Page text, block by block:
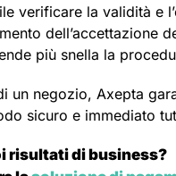
verificare la validità e
dell’accettazione
più snella la
un negozio, Axepta
sicuro e immediato
risultati di business?